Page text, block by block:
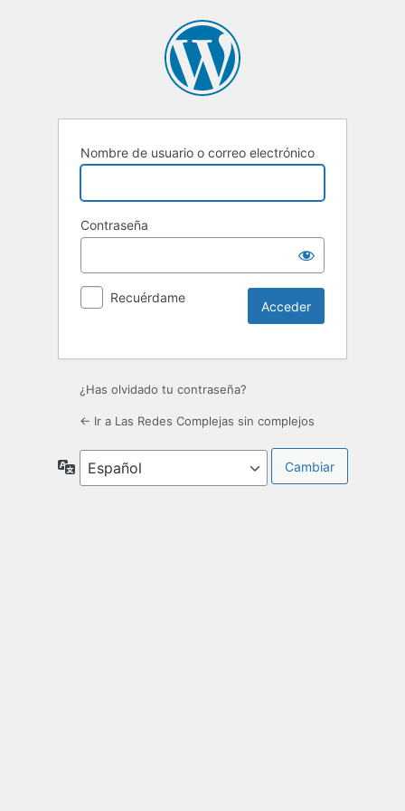
Nombre de usuario o correo electrónico
Contraseña
Recuérdame
¿Has olvidado tu contraseña?
← Ir a Las Redes Complejas sin complejos
Idioma